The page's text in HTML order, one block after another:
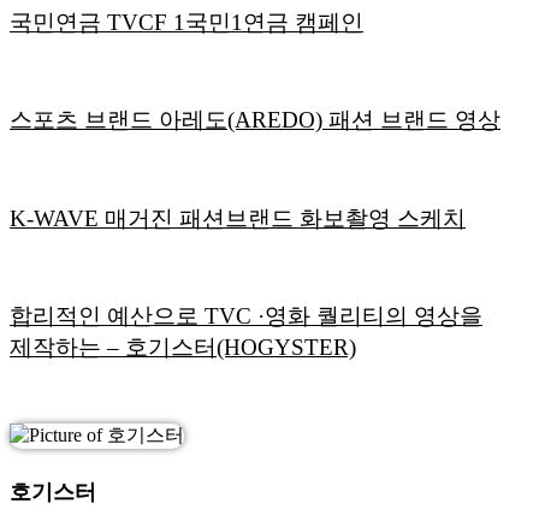
국민연금 TVCF 1국민1연금 캠페인
스포츠 브랜드 아레도(AREDO) 패션 브랜드 영상
K-WAVE 매거진 패션브랜드 화보촬영 스케치
합리적인 예산으로 TVC ·영화 퀄리티의 영상을
제작하는– 호기스터(HOGYSTER)
호기스터